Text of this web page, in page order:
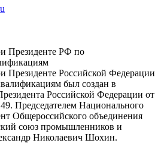
Президенте РФ по
Президенте Российской Федерации
был создан в
Российской Федерации от
Председателем Национального
Общероссийского объединения
союз промышленников и
Николаевич Шохин.